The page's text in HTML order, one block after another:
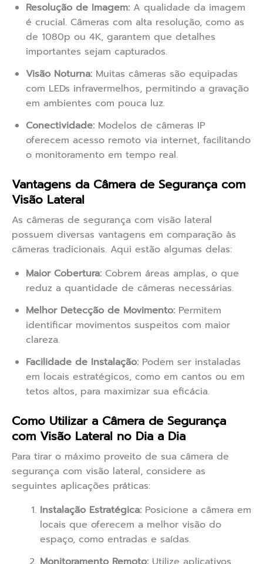
Resolução de Imagem: A qualidade da imagem
é crucial. Câmeras com alta resolução, como as
de 1080p ou 4K, garantem que detalhes
importantes sejam capturados.
Visão Noturna: Muitas câmeras são equipadas
com LEDs infravermelhos, permitindo a gravação
em ambientes com pouca luz.
Conectividade: Modelos de câmeras IP
oferecem acesso remoto via internet, facilitando
o monitoramento em tempo real.
Vantagens da Câmera de Segurança com
Visão Lateral
As câmeras de segurança com visão lateral
possuem diversas vantagens em comparação às
câmeras tradicionais. Aqui estão algumas delas:
Maior Cobertura: Cobrem áreas amplas, o que
reduz a quantidade de câmeras necessárias.
Melhor Detecção de Movimento: Permitem
identificar movimentos suspeitos com maior
clareza.
Facilidade de Instalação: Podem ser instaladas
em locais estratégicos, como em cantos ou em
tetos altos, para maximizar sua eficácia.
Como Utilizar a Câmera de Segurança
com Visão Lateral no Dia a Dia
Para tirar o máximo proveito de sua câmera de
segurança com visão lateral, considere as
seguintes aplicações práticas:
Instalação Estratégica: Posicione a câmera em
locais que oferecem a melhor visão do
espaço, como entradas e saídas.